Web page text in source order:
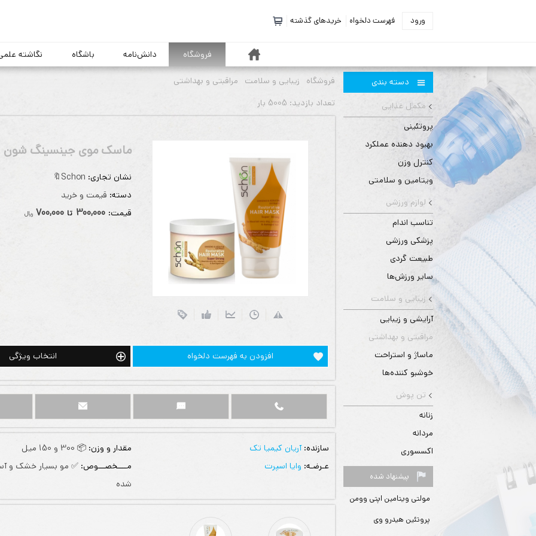
ورود فهرست دلخواه خریدهای گذشته
خانه فروشگاه دانش‌نامه باشگاه نگاشته
دسته بندی
مکمل غذایی
پروتئینی
بهبود دهنده عملکرد
کنترل وزن
ویتامین و سلامتی
لوازم ورزشی
تناسب اندام
پزشکی ورزشی
طبیعت گردی
سایر ورزش‌ها
زیبایی و سلامت
آرایشی و زیبایی
مراقبتی و بهداشتی
ماساژ و استراحت
خوشبو کننده‌ها
تن پوش
زنانه
مردانه
اکسسوری
پیشنهاد شده
مولتی ویتامین اپتی وومن
پروتئین هیدرو وی
فروشگاه زیبایی و سلامت
مراقبتی و بهداشتی
تعداد بازديد: 5005 بار
ماسک موی جینسینگ شون
نشان تجاری: Schon🔖
دسته: قیمت و خرید
قيمت: 300,000 تا 700,000 ريال
افزودن به فهرست دلخواه انتخاب ویژگی
سازنده:آریان کیمیا تک
عـرضـه: وایا اسپرت
مقدار و وزن: 📦 300 و 150 میل
مــــخصـــوص: ✅ مو بسیار خشک و
شده